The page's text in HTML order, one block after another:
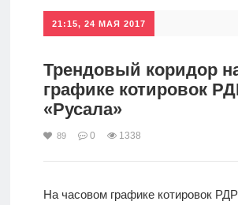
21:15, 24 МАЯ 2017
Трендовый коридор
графике котировок
«Русала»
89 0 1338
На часовом графике котировок